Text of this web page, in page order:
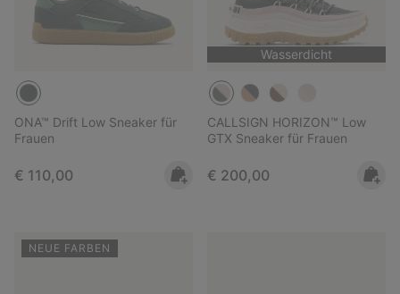
ONA™ Drift Low Sneaker für
Frauen
Regular price:
€ 110,00
Wasserdicht
CALLSIGN HORIZON™ Low
GTX Sneaker für Frauen
Regular price:
€ 200,00
NEUE FARBEN